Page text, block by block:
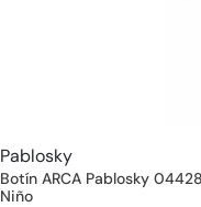
Pablosky
Botín ARCA Pablosky
Niño